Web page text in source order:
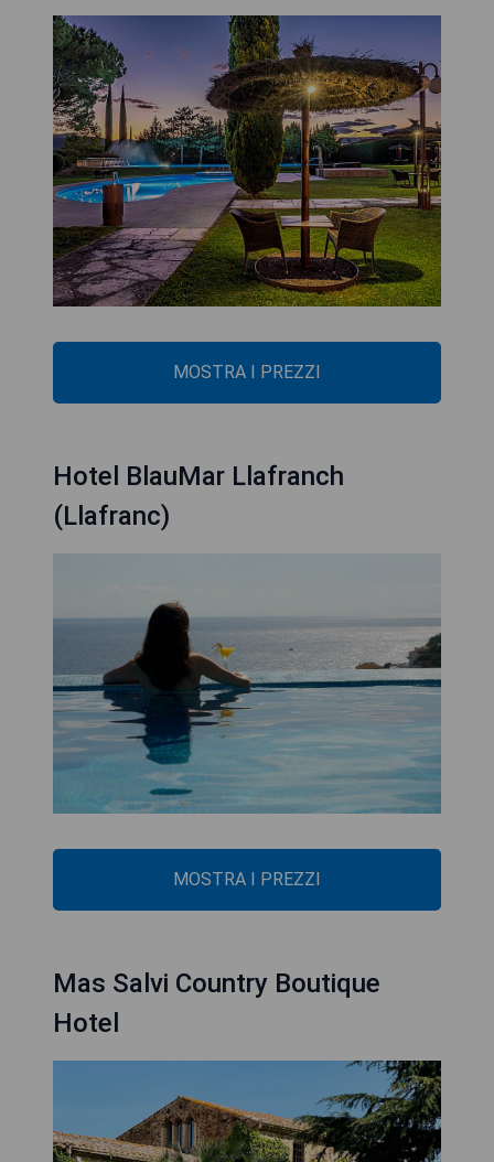
MOSTRA I PREZZI
Hotel BlauMar Llafranch
(Llafranc)
MOSTRA I PREZZI
Mas Salvi Country Boutique
Hotel